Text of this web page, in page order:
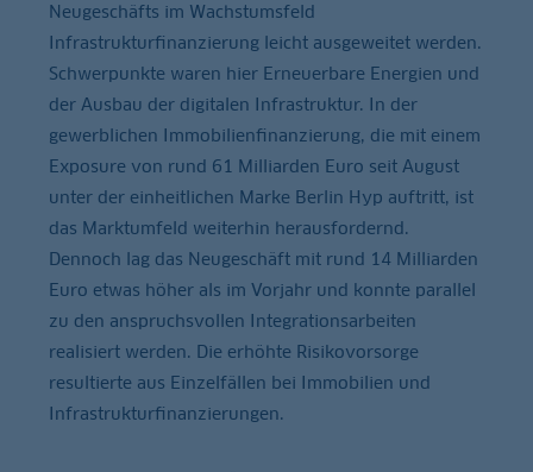
Neugeschäfts im Wachstumsfeld
Infrastrukturfinanzierung leicht ausgeweitet werden.
Schwerpunkte waren hier Erneuerbare Energien und
der Ausbau der digitalen Infrastruktur. In der
gewerblichen Immobilienfinanzierung, die mit einem
Exposure von rund 61 Milliarden Euro seit August
unter der einheitlichen Marke Berlin Hyp auftritt, ist
das Marktumfeld weiterhin herausfordernd.
Dennoch lag das Neugeschäft mit rund 14 Milliarden
Euro etwas höher als im Vorjahr und konnte parallel
zu den anspruchsvollen Integrationsarbeiten
realisiert werden. Die erhöhte Risikovorsorge
resultierte aus Einzelfällen bei Immobilien und
Infrastrukturfinanzierungen.